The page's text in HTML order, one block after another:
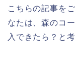
こちらの記事を
なたは、森のコ
入できたら？と